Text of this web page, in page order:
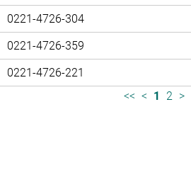
0221-4726-304
0221-4726-359
0221-4726-221
<< < 1 2 >